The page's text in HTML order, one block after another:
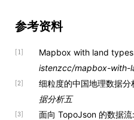
参考资料
[1] Mapbox with land
istenzcc/mapbox-with-
[2] 细粒度的中国地理数据分
据分析五
[3] 面向 TopoJson 的数据流: